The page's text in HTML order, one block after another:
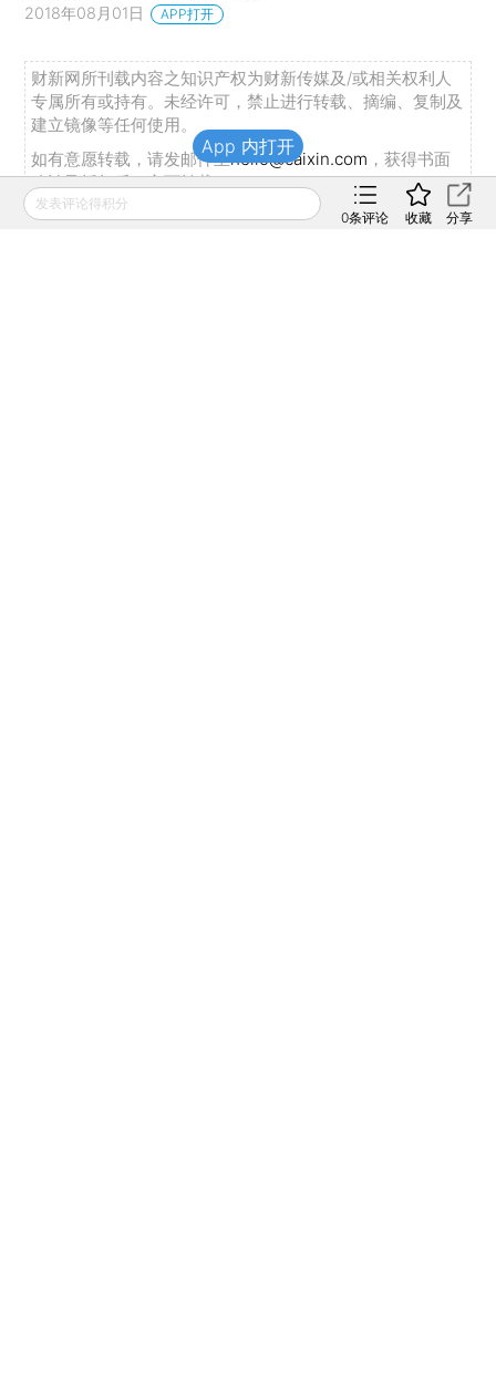
2018年08月01日 APP打开
财新网所刊载内容之知识产权为财新传媒及/或相关权利人
专属所有或持有。未经许可，禁止进行转载、摘编、复制及
建立镜像等任何使用。
如有意愿转载，请发邮件至hello@caixin.com ，获得书面
确认及授权后，方可转载。
发表评论得积分
0条评论 收藏 分享
App 内打开